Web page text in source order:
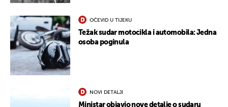
OČEVID U TIJEKU
Težak sudar motocikla i automobila: Jedna
osoba poginula
NOVI DETALJI
Ministar objavio nove detalje o sudaru